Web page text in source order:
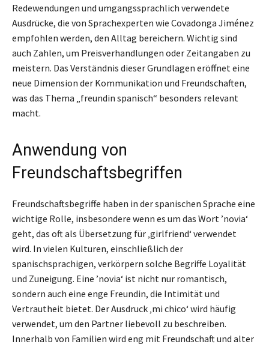
Redewendungen und umgangssprachlich verwendete
Ausdrücke, die von Sprachexperten wie Covadonga Jiménez
empfohlen werden, den Alltag bereichern. Wichtig sind
auch Zahlen, um Preisverhandlungen oder Zeitangaben zu
meistern. Das Verständnis dieser Grundlagen eröffnet eine
neue Dimension der Kommunikation und Freundschaften,
was das Thema „freundin spanisch“ besonders relevant
macht.
Anwendung von
Freundschaftsbegriffen
Freundschaftsbegriffe haben in der spanischen Sprache eine
wichtige Rolle, insbesondere wenn es um das Wort ’novia‘
geht, das oft als Übersetzung für ‚girlfriend‘ verwendet
wird. In vielen Kulturen, einschließlich der
spanischsprachigen, verkörpern solche Begriffe Loyalität
und Zuneigung. Eine ’novia‘ ist nicht nur romantisch,
sondern auch eine enge Freundin, die Intimität und
Vertrautheit bietet. Der Ausdruck ‚mi chico‘ wird häufig
verwendet, um den Partner liebevoll zu beschreiben.
Innerhalb von Familien wird eng mit Freundschaft und alter